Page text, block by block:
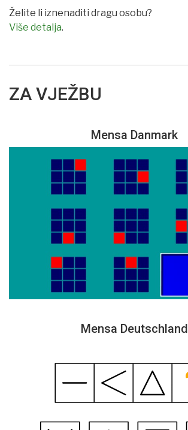
Želite li iznenaditi dragu osobu?
Više detalja.
ZA VJEŽBU
Mensa Danmark
Mensa Deutschland